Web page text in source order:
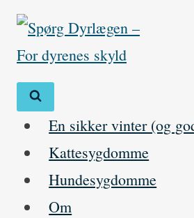
Skip
content
En sikker vinter (og
Kattesygdomme
Hundesygdomme
Om